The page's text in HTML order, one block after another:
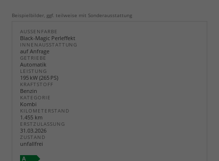
Beispielbilder, ggf. teilweise mit Sonderausstattung
AUSSENFARBE
Black-Magic Perleffekt
INNENAUSSTATTUNG
auf Anfrage
GETRIEBE
Automatik
LEISTUNG
195 kW (265 PS)
KRAFTSTOFF
Benzin
KATEGORIE
Kombi
KILOMETERSTAND
1.455 km
ERSTZULASSUNG
31.03.2026
ZUSTAND
unfallfrei